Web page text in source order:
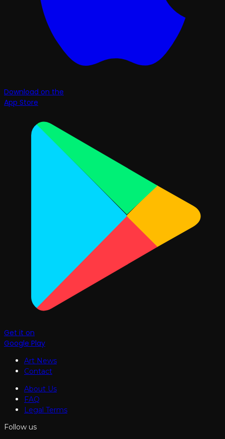
Download on the
App Store
Get it on
Google Play
Art News
Contact
About Us
FAQ
Legal Terms
Follow us